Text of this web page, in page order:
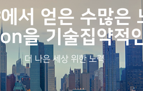
서 얻은 수많은
기술집약적
더 나은 세상 위한 노력